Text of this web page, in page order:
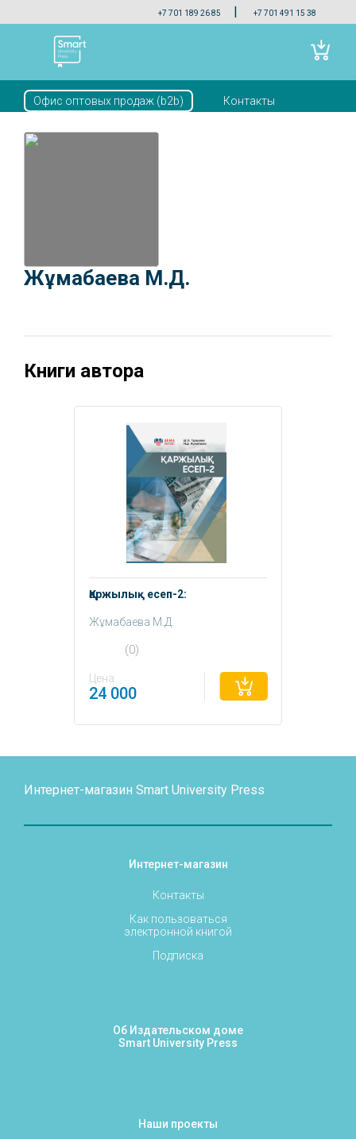
+7 701 189 26 85 | +7 701 491 15 38
Офис оптовых продаж (b2b) Контакты
Скачать прайс
Жұмабаева М.Д.
Книги автора
Қаржылық есеп-2:
Жұмабаева М.Д.
Торшаева Ш.М.
(0)
Цена
24 000
Интернет-магазин Smart University Press
Интернет-магазин
Контакты
Как пользоваться
электронной книгой
Подписка
Об Издательском доме
Smart University Press
Наши проекты